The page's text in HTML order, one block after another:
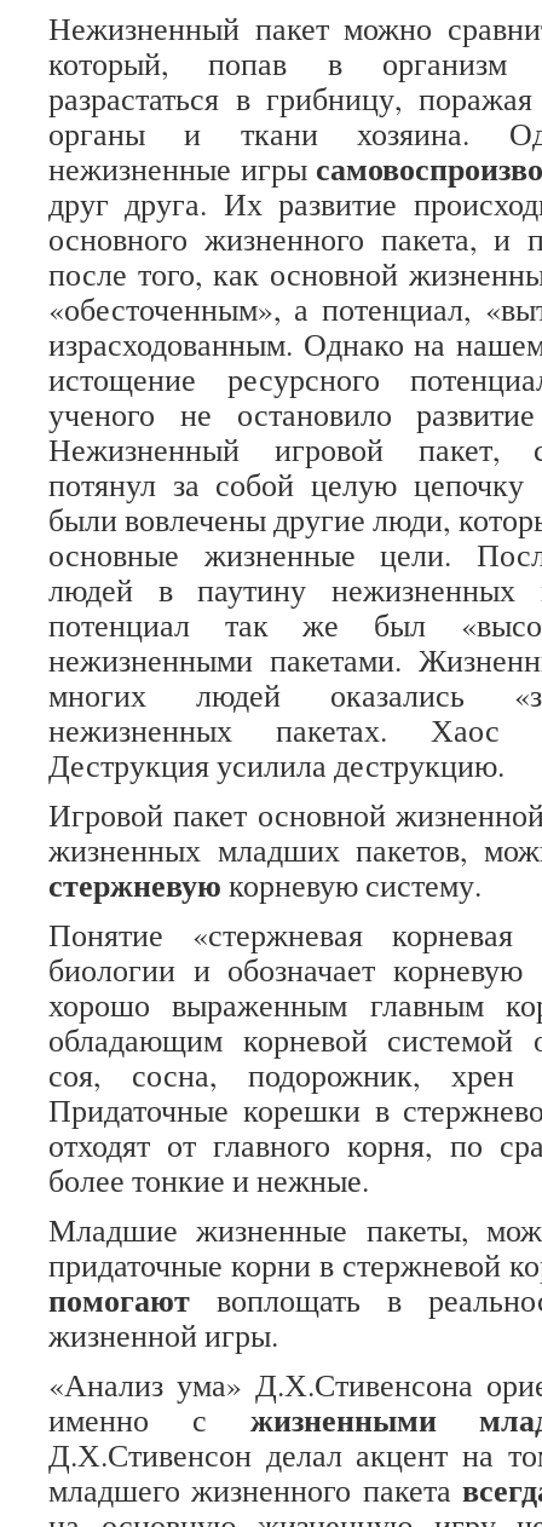
Нежизненный пакет можно
который, попав в организм
разрастаться в грибницу,
органы и ткани хозяина.
нежизненные игры
друг друга. Их развитие
основного жизненного пакета, и
после того, как основной
«обесточенным», а потенциал,
израсходованным. Однако на
истощение ресурсного
ученого не остановило
Нежизненный игровой пакет,
потянул за собой целую
были вовлечены другие люди,
основные жизненные цели.
людей в паутину нежизненных
потенциал так же был
нежизненными пакетами.
многих людей оказались
нежизненных пакетах. Хаос
Деструкция усилила деструкцию.
Игровой пакет основной
жизненных младших пакетов,
стержневую корневую систему.
Понятие «стержневая
биологии и обозначает
хорошо выраженным главным
обладающим корневой системой
соя, сосна, подорожник,
Придаточные корешки в
отходят от главного корня, по
более тонкие и нежные.
Младшие жизненные пакеты,
придаточные корни в стержневой
помогают воплощать в
жизненной игры.
«Анализ ума» Д.Х.Стивенсона
именно с жизненными
Д.Х.Стивенсон делал акцент на
младшего жизненного пакета